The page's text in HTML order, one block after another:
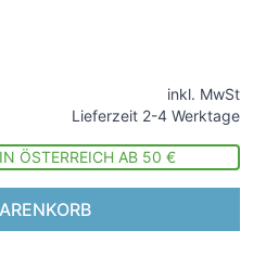
inkl. MwSt
Lieferzeit 2-4 Werktage
ÖSTERREICH AB 50 €